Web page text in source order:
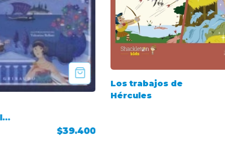
$39.400
Los trabajos de
Hércules